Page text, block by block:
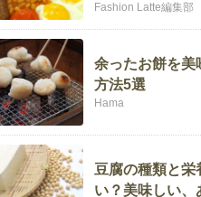
Fashion Latte編集部
余ったお餅を美
方法5選
Hama
豆腐の種類と栄
い？美味しい、